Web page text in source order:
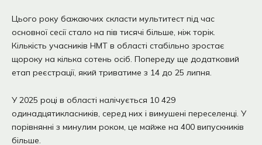
Цього року бажаючих скласти мультитест під час
основної сесії стало на пів тисячі більше, ніж торік.
Кількість учасників НМТ в області стабільно зростає
щороку на кілька сотень осіб. Попереду ще додатковий
етап реєстрації, який триватиме з 14 до 25 липня.
У 2025 році в області налічується 10 429
одинадцятикласників, серед них і вимушені переселенці. У
порівнянні з минулим роком, це майже на 400 випускників
більше.